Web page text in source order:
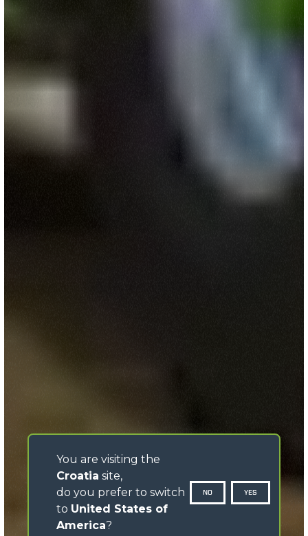
You are visiting the
Croatia site,
do you prefer to switch
to United States of
America?
NO YES